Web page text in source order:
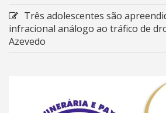
Três adolescentes são
infracional análogo ao tráfico de
Azevedo